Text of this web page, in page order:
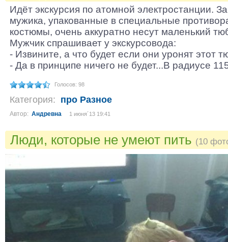
Идёт экскурсия по атомной электростанции.
мужика, упакованные в специальные
костюмы, очень аккуратно несут маленький
Мужчик спрашивает у экскурсовода:
- Извините, а что будет если они уронят этот
- Да в принципе ничего не будет...В радиусе
Голосов: 98
Категория: про Разное
Автор: Андревна 1 июня´13 19:41
Люди, которые не умеют пить (10